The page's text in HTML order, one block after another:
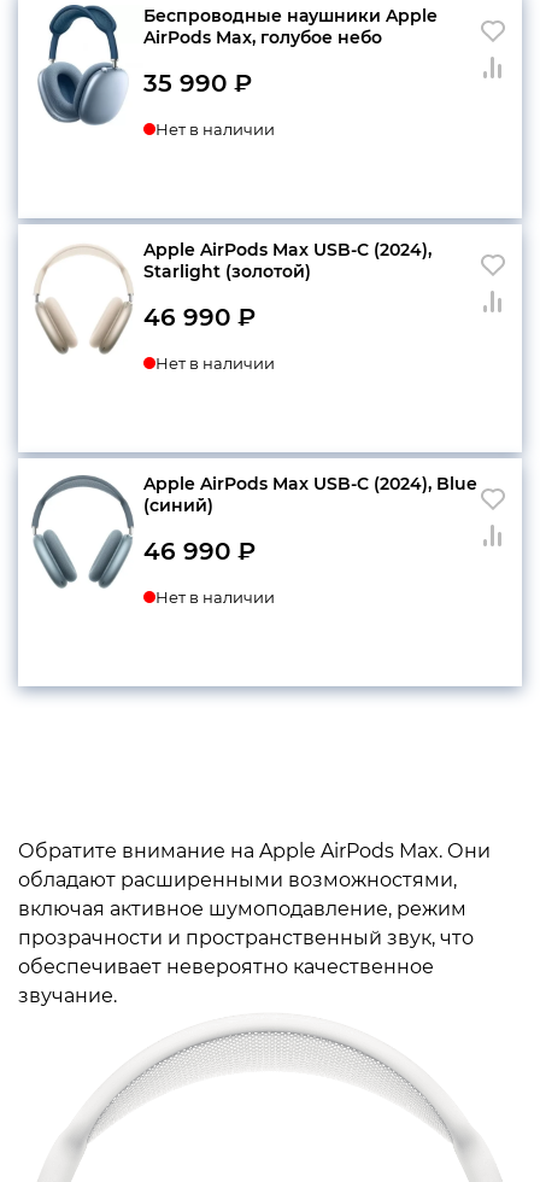
Беспроводные наушники Apple
AirPods Max, голубое небо
35 990 ₽
Нет в наличии
Apple AirPods Max USB-C (2024),
Starlight (золотой)
46 990 ₽
Нет в наличии
Apple AirPods Max USB-C (2024), Blue
(синий)
46 990 ₽
Нет в наличии
Обратите внимание на Apple AirPods Max. Они
обладают расширенными возможностями,
включая активное шумоподавление, режим
прозрачности и пространственный звук, что
обеспечивает невероятно качественное
звучание.